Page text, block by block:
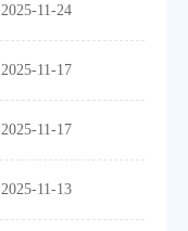
2025-11-24
2025-11-17
2025-11-17
2025-11-13